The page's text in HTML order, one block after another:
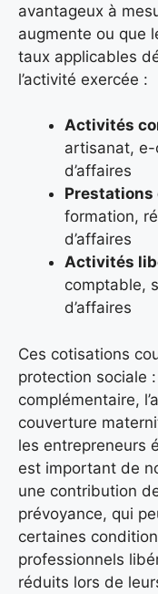
avantageux à
augmente ou que
taux applicables
l’activité exercée :
Activités
artisanat, e-
d’affaires
Prestations
formation,
d’affaires
Activités
comptable,
d’affaires
Ces cotisations
protection sociale
complémentaire,
couverture
les entrepreneurs
est important de
une contribution
prévoyance, qui
certaines
professionnels
réduits lors de